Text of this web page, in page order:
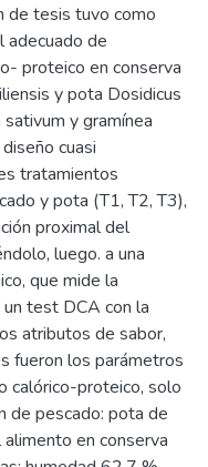
de tesis tuvo como
adecuado de
proteico en conserva
y pota Dosidicus
y gramínea
cuasi
tratamientos
y pota (T1, T2, T3),
proximal del
luego. a una
que mide la
test DCA con la
atributos de sabor,
fueron los parámetros
calórico-proteico, solo
de pescado: pota de
en conserva